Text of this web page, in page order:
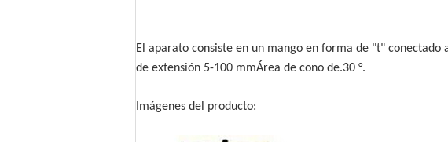
El aparato consiste en un mango en forma de "t"
de extensión 5-100 mmÁrea de cono de.30 °.
Imágenes del producto: